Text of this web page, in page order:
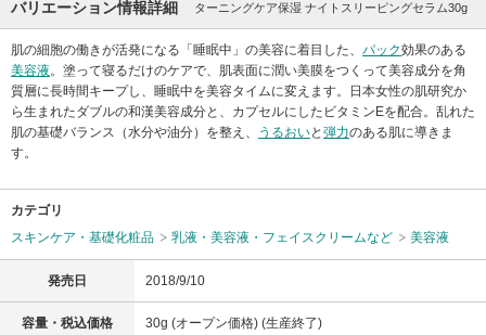
バリエーション情報詳細 ターニングケア保湿 ナイトスリーピングセラム30g
肌の細胞の働きが活発になる「睡眠中」の美容に着目した、 パック効果のある
美容液。塗って寝るだけのケアで、肌表面に潤い美膜をつくって美容成分を角
質層に長時間キープし、睡眠中を美容タイムに変えます。日本女性の肌研究か
ら生まれたダブルの和漢美容成分と、カプセルにしたビタミンEを配合。乱れた
肌の基礎バランス（水分や油分）を整え、
うるおいと 弾力のある肌に導きま
す。
カテゴリ
スキンケア・基礎化粧品
乳液・美容液・フェイスクリームなど 美容液
発売日 2018/9/10
容量・税込価格 30g (オープン価格) (生産終了)